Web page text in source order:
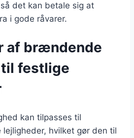
det kan betale sig at
i gode råvarer.
af brændende
festlige
kan tilpasses til
hvilket gør den til